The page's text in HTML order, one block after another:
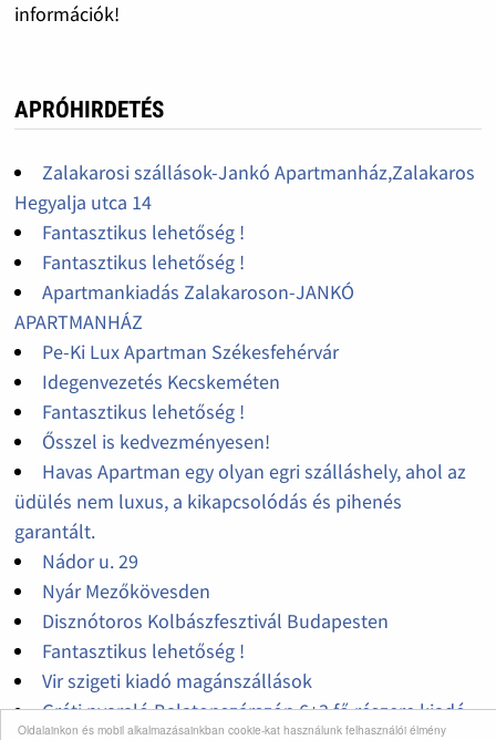
Oldalainkon és mobil alkalmazásainkban cookie-kat használunk felhasználói élmény
információk!
APRÓHIRDETÉS
Zalakarosi szállások-Jankó Apartmanház,Zalakaros
Hegyalja utca 14
Fantasztikus lehetőség !
Fantasztikus lehetőség !
Apartmankiadás Zalakaroson-JANKÓ
APARTMANHÁZ
Pe-Ki Lux Apartman Székesfehérvár
Idegenvezetés Kecskeméten
Fantasztikus lehetőség !
Ősszel is kedvezményesen!
Havas Apartman egy olyan egri szálláshely, ahol az
üdülés nem luxus, a kikapcsolódás és pihenés
garantált.
Nádor u. 29
Nyár Mezőkövesden
Disznótoros Kolbászfesztivál Budapesten
Fantasztikus lehetőség !
Vir szigeti kiadó magánszállások
Gréti nyaraló Balatonszárszón 6+3 fő részere kiadó